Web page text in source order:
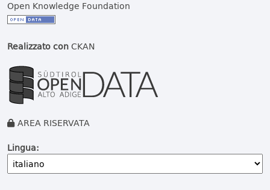
Open Knowledge Foundation
Realizzato conCKAN
AREA RISERVATA
Lingua